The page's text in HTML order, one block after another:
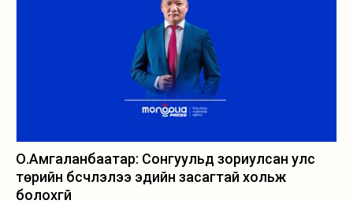
О.Амгаланбаатар: Сонгуульд зориулсан улс
төрийн бүсчлэлээ эдийн засагтай хольж
болохгүй